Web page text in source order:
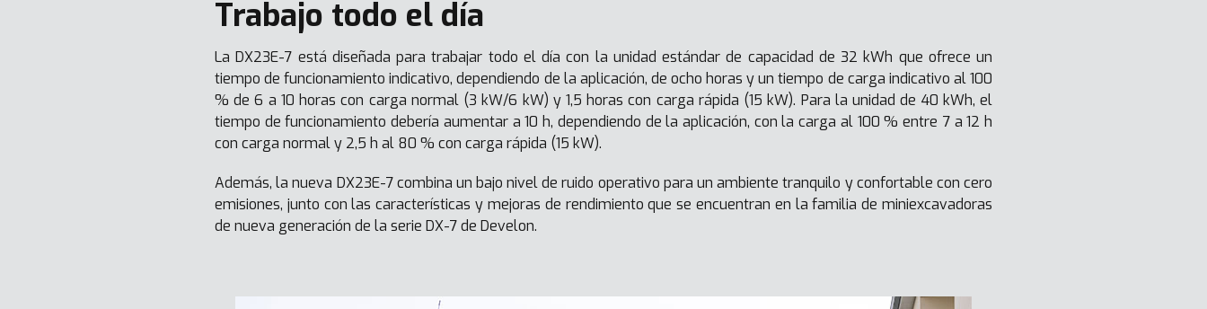
Trabajo todo el día
La DX23E-7 está diseñada para trabajar todo el día con la unidad estándar de capacidad de 32 kWh que ofrece un
tiempo de funcionamiento indicativo, dependiendo de la aplicación, de ocho horas y un tiempo de carga indicativo al 100
% de 6 a 10 horas con carga normal (3 kW/6 kW) y 1,5 horas con carga rápida (15 kW). Para la unidad de 40 kWh, el
tiempo de funcionamiento debería aumentar a 10 h, dependiendo de la aplicación, con la carga al 100 % entre 7 a 12 h
con carga normal y 2,5 h al 80 % con carga rápida (15 kW).
Además, la nueva DX23E-7 combina un bajo nivel de ruido operativo para un ambiente tranquilo y confortable con cero
emisiones, junto con las características y mejoras de rendimiento que se encuentran en la familia de miniexcavadoras
de nueva generación de la serie DX-7 de Develon.